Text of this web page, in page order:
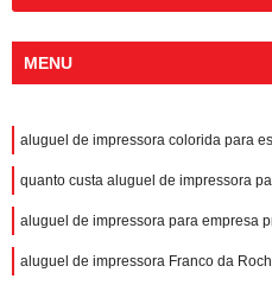
MENU
aluguel de impressora colorida para
quanto custa aluguel de impressora
aluguel de impressora para empresa
aluguel de impressora Franco da